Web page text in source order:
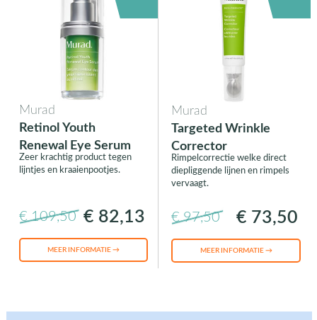
Murad
Retinol Youth
Renewal Eye Serum
Zeer krachtig product tegen
lijntjes en kraaienpootjes.
€ 109,50 € 82,13
MEER INFORMATIE →
Murad
Targeted Wrinkle
Corrector
Rimpelcorrectie welke direct
diepliggende lijnen en rimpels
vervaagt.
€ 97,50 € 73,50
MEER INFORMATIE →